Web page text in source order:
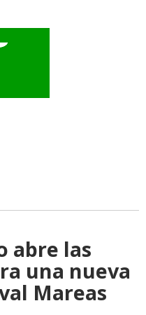
abre las
una nueva
Mareas